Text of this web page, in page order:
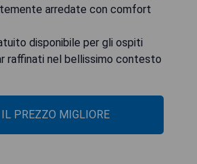
arredate con comfort
disponibile per gli ospiti
raffinati nel bellissimo contesto
PREZZO MIGLIORE